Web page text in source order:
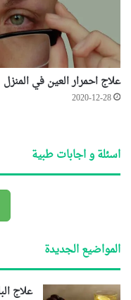
علاج احمرار العين في المنزل
2020-12-28
اسئلة و اجابات طبية
المواضيع الجديدة
علاج